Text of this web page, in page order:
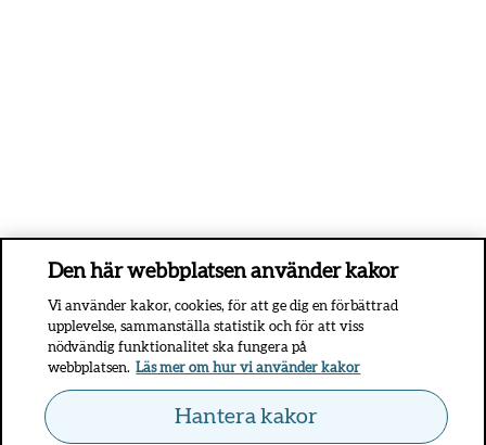
Den här webbplatsen använder kakor
Vi använder kakor, cookies, för att ge dig en förbättrad
upplevelse, sammanställa statistik och för att viss
nödvändig funktionalitet ska fungera på
webbplatsen. Läs mer om hur vi använder kakor
Hantera kakor